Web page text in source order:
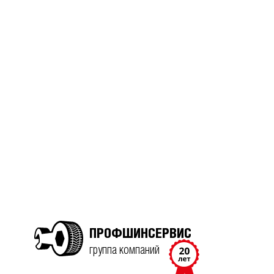
ПРОФШИНСЕРВИС
группа компаний